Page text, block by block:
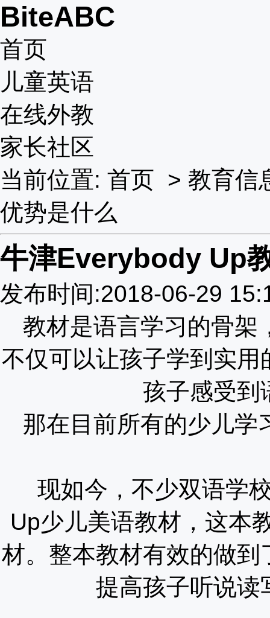
BiteABC
首页
儿童英语
在线外教
家长社区
当前位置: 首页 > 教育信
优势是什么
牛津Everybody Up
发布时间:2018-06-29
教材是语言学习的骨架
不仅可以让孩子学到实
孩子感受到
那在目前所有的少儿学
现如今，不少双语学
Up少儿美语教材，这本
材。整本教材有效的做
提高孩子听说读